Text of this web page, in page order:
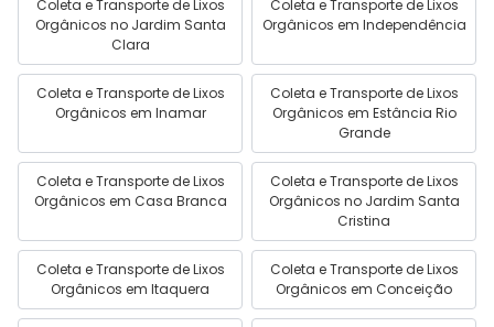
Coleta e Transporte de Lixos
Orgânicos no Jardim Santa
Clara
Coleta e Transporte de Lixos
Orgânicos em Independência
Coleta e Transporte de Lixos
Orgânicos em Inamar
Coleta e Transporte de Lixos
Orgânicos em Estância Rio
Grande
Coleta e Transporte de Lixos
Orgânicos em Casa Branca
Coleta e Transporte de Lixos
Orgânicos no Jardim Santa
Cristina
Coleta e Transporte de Lixos
Orgânicos em Itaquera
Coleta e Transporte de Lixos
Orgânicos em Conceição